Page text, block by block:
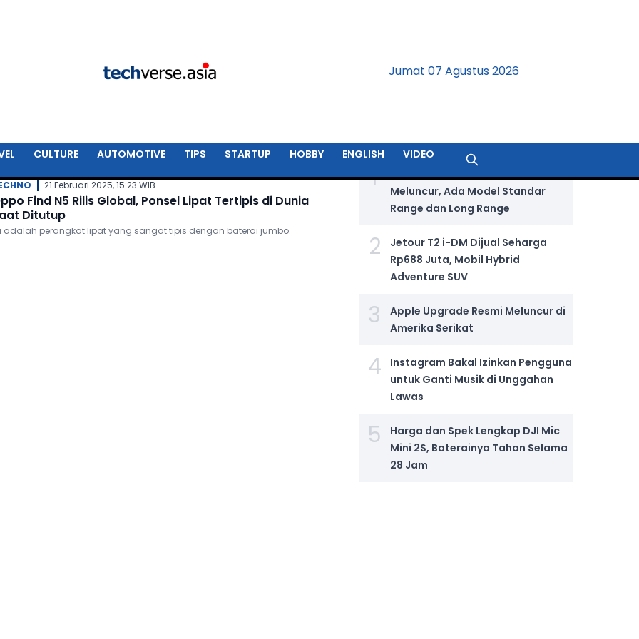
Jumat 07 Agustus 2026
CULTURE AUTOMOTIVE TIPS STARTUP HOBBY ENGLISH VIDEO
21 Februari 2025, 15:23 WIB
Find N5 Rilis Global, Ponsel Lipat Tertipis di Dunia
Ditutup
adalah perangkat lipat yang sangat tipis dengan baterai jumbo.
1
GIIAS 2026: Wuling Aira Ev Resmi
Meluncur, Ada Model Standar
Range dan Long Range
2
Jetour T2 i-DM Dijual Seharga
Rp688 Juta, Mobil Hybrid
Adventure SUV
3
Apple Upgrade Resmi Meluncur di
Amerika Serikat
4
Instagram Bakal Izinkan Pengguna
untuk Ganti Musik di Unggahan
Lawas
5
Harga dan Spek Lengkap DJI Mic
Mini 2S, Baterainya Tahan Selama
28 Jam